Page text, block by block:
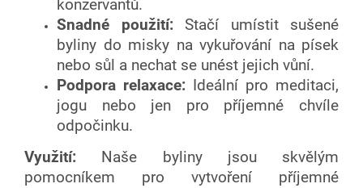
konzervantů.
Snadné použití:Stačí umístit sušené
byliny do misky na vykuřování na písek
nebo sůl a nechat se unést jejich vůní.
Podpora relaxace: Ideální pro meditaci,
jogu nebo jen pro příjemné chvíle
odpočinku.
Využití: Naše byliny jsou skvělým
pomocníkem pro vytvoření příjemné